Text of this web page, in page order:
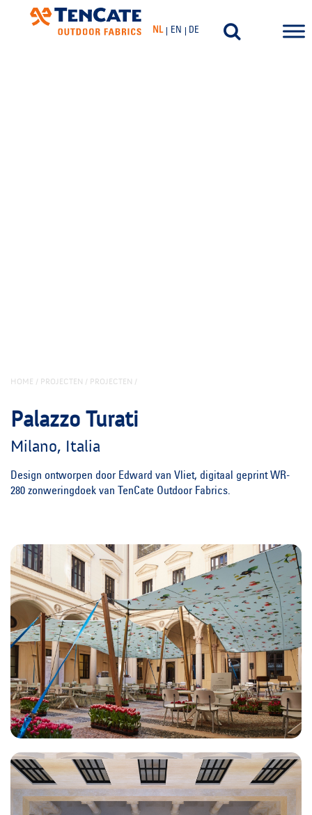
NL EN DE
HOME / PROJECTEN / PROJECTEN /
Palazzo Turati
Milano, Italia
Design ontworpen door Edward van Vliet, digitaal geprint WR-
280 zonweringdoek van TenCate Outdoor Fabrics.